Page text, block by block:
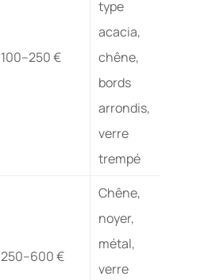
100–250 €
type
acacia,
chêne,
bords
arrondis,
verre
trempé
250–600 €
Chêne,
noyer,
métal,
verre